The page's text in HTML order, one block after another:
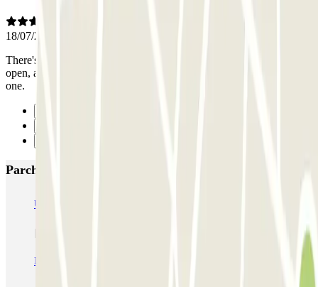
18/07/2025
There's barely any mobile coverage at the entrance, exit gate did not
open, and pedestrian access has two doors while the app only opens
one.
Parcheggi più popolari a Courbevoie
URBIS PARK Jacques Cartier (INDIGO) - La Défense - Courbevoie
INDIGO Centre - Grande Arche